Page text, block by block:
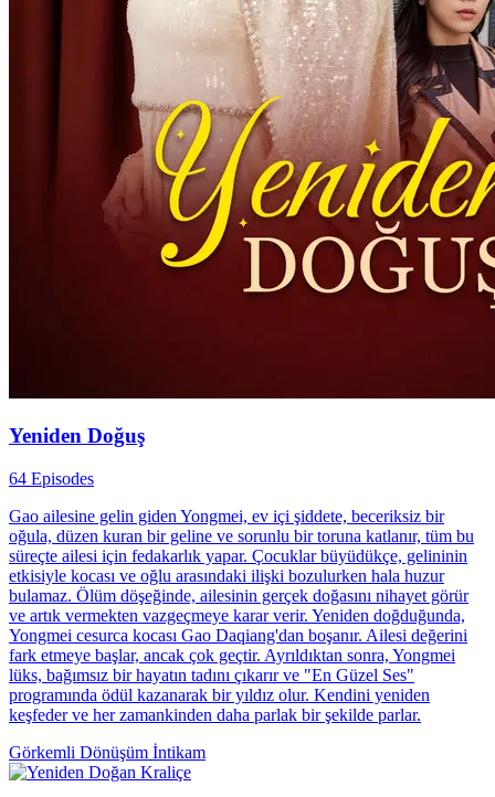
Yeniden Doğuş
64 Episodes
Gao ailesine gelin giden Yongmei, ev içi şiddete, beceriksiz bir
oğula, düzen kuran bir geline ve sorunlu bir toruna katlanır, tüm bu
süreçte ailesi için fedakarlık yapar. Çocuklar büyüdükçe, gelininin
etkisiyle kocası ve oğlu arasındaki ilişki bozulurken hala huzur
bulamaz. Ölüm döşeğinde, ailesinin gerçek doğasını nihayet görür
ve artık vermekten vazgeçmeye karar verir. Yeniden doğduğunda,
Yongmei cesurca kocası Gao Daqiang'dan boşanır. Ailesi değerini
fark etmeye başlar, ancak çok geçtir. Ayrıldıktan sonra, Yongmei
lüks, bağımsız bir hayatın tadını çıkarır ve "En Güzel Ses"
programında ödül kazanarak bir yıldız olur. Kendini yeniden
keşfeder ve her zamankinden daha parlak bir şekilde parlar.
Görkemli Dönüşüm İntikam